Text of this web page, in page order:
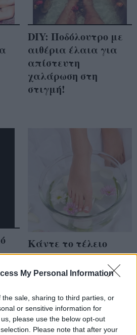
My Personal Information
sale, sharing to third parties, or
or sensitive information for
please use the below opt-out
Please note that after your
DIY: Ποδόλουτρο με
αιθέρια έλαια για
απίστευτη
χαλάρωση στη
στιγμή!
Κάντε το τέλειο
ποδόλουτρο που θα
μαλακώσει τα άκρα